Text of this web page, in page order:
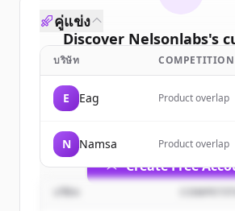
Discover Nelsonlabs's
Sign up for free to view all
New accounts include trial
Create Free
มีบัญชีอยู่แล้วใช่ไหมลงชื่อเ
คู่แข่ง
บริษัท COMPETITION
E Eag Product overlap
N Namsa Product overlap